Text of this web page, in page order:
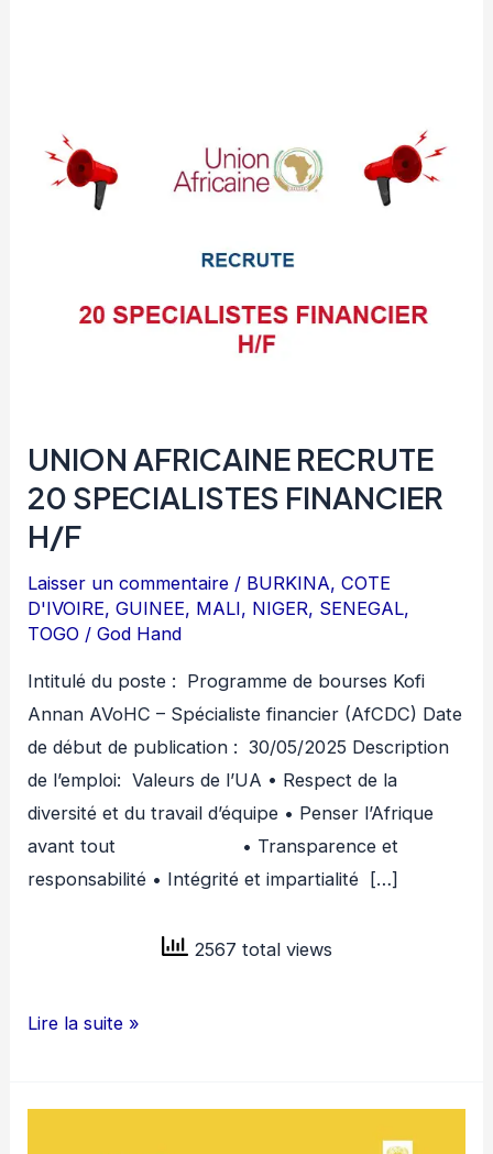
UNION AFRICAINE RECRUTE
20 SPECIALISTES FINANCIER
H/F
Laisser un commentaire / BURKINA,COTE
D'IVOIRE,GUINEE, MALI, NIGER, SENEGAL,
TOGO /God Hand
Intitulé du poste : Programme de bourses Kofi
Annan AVoHC – Spécialiste financier (AfCDC) Date
de début de publication : 30/05/2025 Description
de l’emploi: Valeurs de l’UA • Respect de la
diversité et du travail d’équipe • Penser l’Afrique
avant tout • Transparence et
responsabilité • Intégrité et impartialité […]
2567 total views
UNION
Lire la suite »